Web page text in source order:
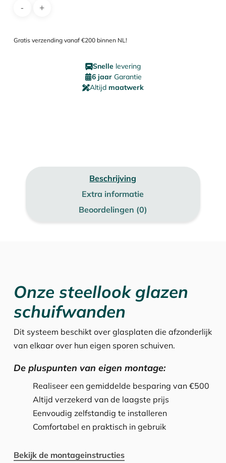
Gratis verzending vanaf €200 binnen NL!
Snelle levering
6 jaar Garantie
Altijdmaatwerk
Beschrijving
Extra informatie
Beoordelingen (0)
Onze steellook glazen
schuifwanden
Dit systeem beschikt over glasplaten die afzonderlijk
van elkaar over hun eigen sporen schuiven.
De pluspunten van eigen montage:
Realiseer een gemiddelde besparing van €500
Altijd verzekerd van de laagste prijs
Eenvoudig zelfstandig te installeren
Comfortabel en praktisch in gebruik
Bekijk de montageinstructies